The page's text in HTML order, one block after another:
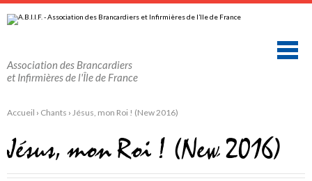
au
contenu.
navigation
personnels
Association des Brancardiers
et Infirmières de l'Île de France
Accueil › Chants › Jésus, mon Roi ! (New 2016)
Jésus, mon Roi ! (New 2016)